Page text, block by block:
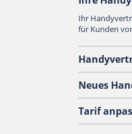
Ihr
für Kunden
Neues
Tarif